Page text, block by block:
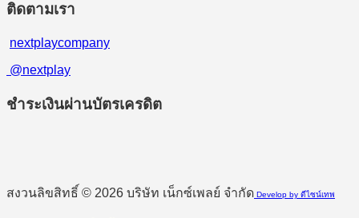
ติดตามเรา
nextplaycompany
@nextplay
ชำระเงินผ่านบัตรเครดิต
สงวนลิขสิทธิ์ © 2026 บริษัท เน็กซ์เพลย์ จำกัด Develop by ดีไซน์เทพ